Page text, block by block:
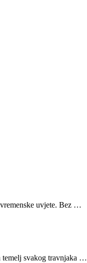
uvjete. Bez …
temelj svakog travnjaka …